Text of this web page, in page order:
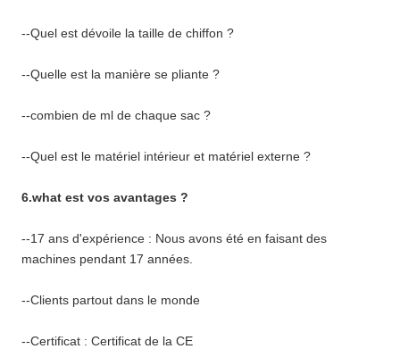
--Quel est dévoile la taille de chiffon ?
--Quelle est la manière se pliante ?
--combien de ml de chaque sac ?
--Quel est le matériel intérieur et matériel externe ?
6.what est vos avantages ?
--17 ans d'expérience : Nous avons été en faisant des
machines pendant 17 années.
--Clients partout dans le monde
--Certificat : Certificat de la CE